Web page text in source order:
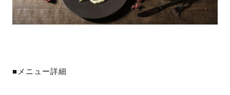
■メニュー詳細